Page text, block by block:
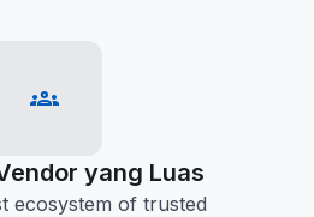
groups
yang Luas
ecosystem of trusted